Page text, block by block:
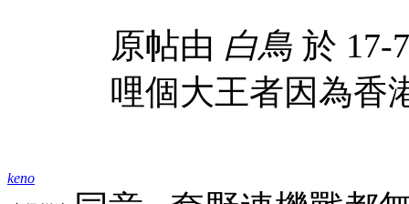
keno
原帖由 白鳥 於 17-
哩個大王者因為香